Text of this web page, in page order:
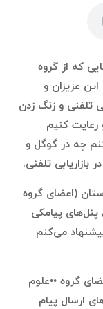
که از گروه
عزیزان و
تلفنی و زنگ زدن
رعایت کنیم
چه در گوگل و
تلفنی.
(اعضای گروه
پنل‌های پیامکی
می‌کنم
گروه ••علوم
ارسال پیام